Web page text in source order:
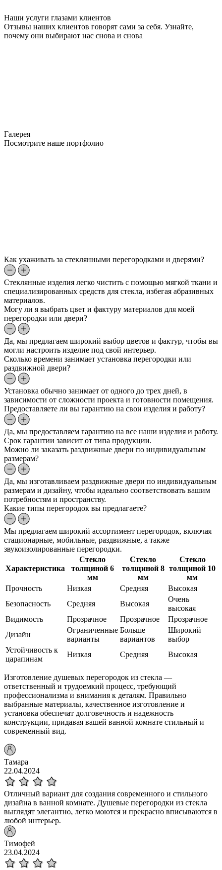
Наши услуги глазами клиентов
Отзывы наших клиентов говорят сами за себя. Узнайте,
почему они выбирают нас снова и снова
Галерея
Посмотрите наше портфолио
Как ухаживать за стеклянными перегородками и дверями?
Стеклянные изделия легко чистить с помощью мягкой ткани и
специализированных средств для стекла, избегая абразивных
материалов.
Могу ли я выбрать цвет и фактуру материалов для моей
перегородки или двери?
Да, мы предлагаем широкий выбор цветов и фактур, чтобы вы
могли настроить изделие под свой интерьер.
Сколько времени занимает установка перегородки или
раздвижной двери?
Установка обычно занимает от одного до трех дней, в
зависимости от сложности проекта и готовности помещения.
Предоставляете ли вы гарантию на свои изделия и работу?
Да, мы предоставляем гарантию на все наши изделия и работу.
Срок гарантии зависит от типа продукции.
Можно ли заказать раздвижные двери по индивидуальным
размерам?
Да, мы изготавливаем раздвижные двери по индивидуальным
размерам и дизайну, чтобы идеально соответствовать вашим
потребностям и пространству.
Какие типы перегородок вы предлагаете?
Мы предлагаем широкий ассортимент перегородок, включая
стационарные, мобильные, раздвижные, а также
звукоизолированные перегородки.
Характеристика
Стекло
толщиной 6
мм
Стекло
толщиной 8
мм
Стекло
толщиной 10
мм
Прочность
Низкая Средняя
Высокая
Безопасность
Средняя Высокая
Очень
высокая
Видимость
Прозрачное Прозрачное
Прозрачное
Дизайн
Ограниченные
варианты
Больше
вариантов
Широкий
выбор
Устойчивость к
царапинам
Низкая Средняя Высокая
Изготовление душевых перегородок из стекла —
ответственный и трудоемкий процесс, требующий
профессионализма и внимания к деталям. Правильно
выбранные материалы, качественное изготовление и
установка обеспечат долговечность и надежность
конструкции, придавая вашей ванной комнате стильный и
современный вид.
Тамара
22.04.2024
Отличный вариант для создания современного и стильного
дизайна в ванной комнате. Душевые перегородки из стекла
выглядят элегантно, легко моются и прекрасно вписываются в
любой интерьер.
Тимофей
23.04.2024